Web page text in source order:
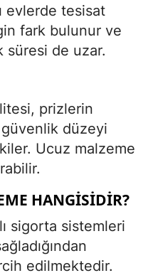
evlerde tesisat
fark bulunur ve
süresi de uzar.
prizlerin
güvenlik düzeyi
Ucuz malzeme
HANGISIDIR?
sigorta sistemleri
edilmektedir.